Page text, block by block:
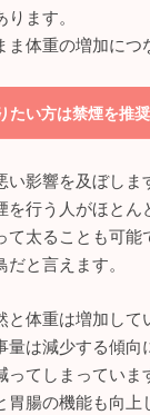
ます。
体重の増加につ
たい方は禁煙を推奨
い影響を及ぼしま
行う人がほとん
て太ることも可能
と言えます。
と体重は増加して
量は減少する傾向
ってしまっていま
胃腸の機能も向上